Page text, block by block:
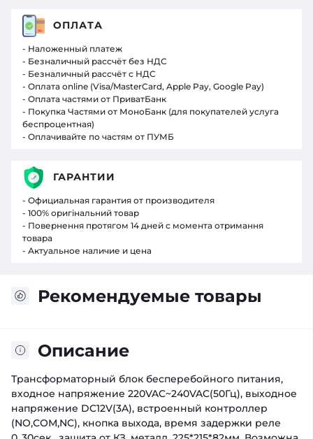
Рекомендуемые товары
Описание
Трансформаторный блок бесперебойного питания,
входное напряжение 220VAC~240VAC(50Гц), выходное
напряжение DC12V(3A), встроенный контроллер
(NO,СОМ,NC), кнопка выхода, время задержки реле
ОПЛАТА
- Наложенный платеж
- Безналичный рассчёт без НДС
- Безналичный рассчёт с НДС
- Оплата online (Visa/MasterCard, Apple Pay, Google Pay)
- Оплата частями от ПриватБанк
- Покупка Частями от МоноБанк (для покупателей услуга
беспроцентная)
- Оплачивайте по частям от ПУМБ
ГАРАНТИИ
- Официальная гарантия от производителя
- 100% оригінальний товар
- Повернення протягом 14 дней с момента отримання
товара
- Актуальное наличие и цена